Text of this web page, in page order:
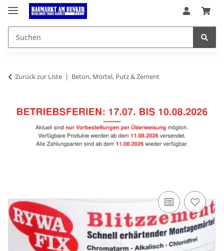
Zurück zur Liste Beton, Mörtel, Putz & Zement